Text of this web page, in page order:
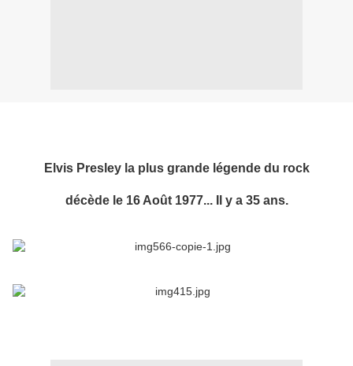
Elvis Presley la plus grande légende du rock
décède le 16 Août 1977... Il y a 35 ans.